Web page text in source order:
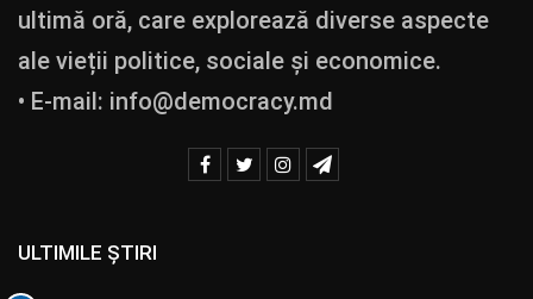
ultimă oră, care explorează diverse aspecte
ale vieții politice, sociale și economice.
• E-mail: info@democracy.md
ULTIMILE ȘTIRI